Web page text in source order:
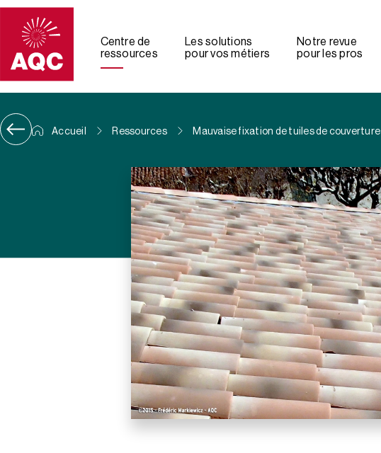
Panneau de gestion des cookies
Centre de
ressources
Les solutions
pour vos métiers
Notre revue
pour les pros
Accueil Ressources Mauvaise fixation de tuiles de couverture